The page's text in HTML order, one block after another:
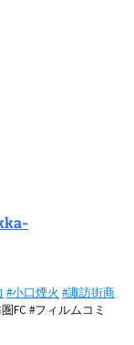
#小口煙火 #諏訪街商
FC #フィルムコミ